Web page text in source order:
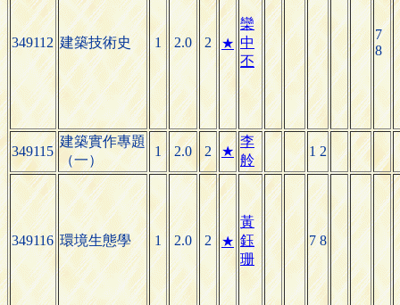
349112 建築技術史 1 2.0 2 ★
欒
中
丕
7
8
349115
建築實作專題
（一）
1 2.0 2 ★
李
舲
1 2
349116 環境生態學 1 2.0 2 ★
黃
鈺
珊
7 8